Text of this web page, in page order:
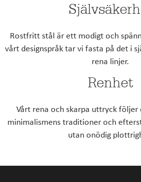
Rostfritt stål är ett modigt och
vårt designspråk tar vi fasta på det i
rena linjer.
Renhet
Vårt rena och skarpa uttryck följer
minimalismens traditioner och
utan onödig